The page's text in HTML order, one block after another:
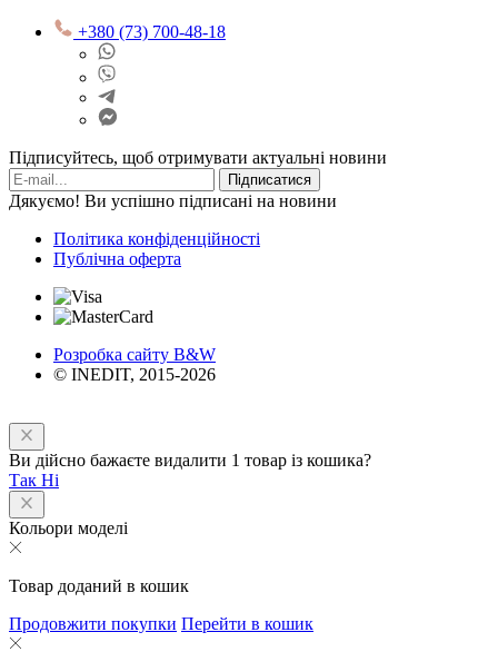
+380 (73) 700-48-18
Підписуйтесь, щоб отримувати актуальні новини
Підписатися
Дякуємо! Ви успішно підписані на новини
Політика конфіденційності
Публічна оферта
Розробка сайту B&W
© INEDIT, 2015-2026
Ви дійсно бажаєте видалити 1 товар із кошика?
Так Ні
Кольори моделі
Товар доданий в кошик
Продовжити покупки Перейти в кошик